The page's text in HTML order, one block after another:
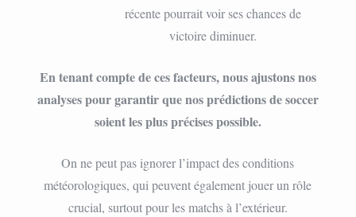
récente pourrait voir ses chances de
victoire diminuer.
En tenant compte de ces facteurs, nous ajustons nos
analyses pour garantir que nos prédictions de soccer
soient les plus précises possible.
On ne peut pas ignorer l’impact des conditions
météorologiques, qui peuvent également jouer un rôle
crucial, surtout pour les matchs à l’extérieur.